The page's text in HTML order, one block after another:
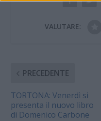
VALUTARE:
PRECEDENTE
TORTONA: Venerdì si
presenta il nuovo libro
di Domenico Carbone